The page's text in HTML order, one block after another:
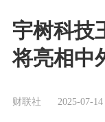
宇树科技
将亮相中
财联社 2025-07-14